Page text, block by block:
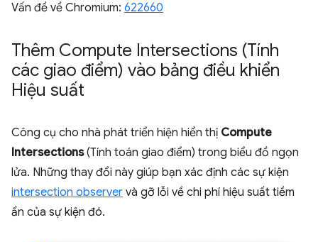
Vấn đề về Chromium: 622660
Thêm Compute Intersections (Tính
các giao điểm) vào bảng điều khiển
Hiệu suất
Công cụ cho nhà phát triển hiện hiển thị Compute
Intersections(Tính toán giao điểm) trong biểu đồ ngọn
lửa. Những thay đổi này giúp bạn xác định các sự kiện
intersection observer và gỡ lỗi về chi phí hiệu suất tiềm
ẩn của sự kiện đó.